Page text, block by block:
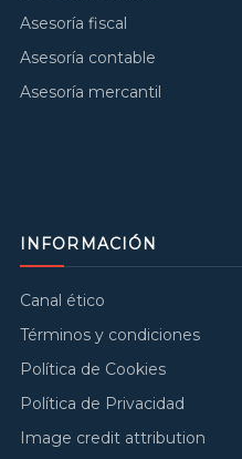
Asesoría fiscal
Asesoría contable
Asesoría mercantil
INFORMACIÓN
Canal ético
Términos y condiciones
Política de Cookies
Política de Privacidad
Image credit attribution